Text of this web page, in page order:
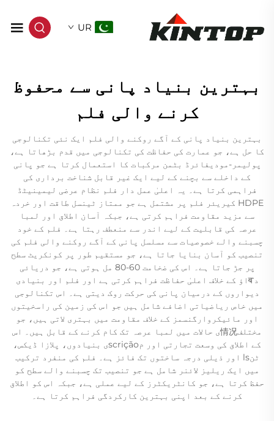
UR
بہترین بنیاد پانی سے محفوظ
کرنے والی فلم
بہترین بنیاد پانی کے آگے روکنے والی فلم ایک نئی تکنالوجی
کا حل ہے، جو عمارت کی حفاظت کی تکنالوجی میں قدم بڑھاتا ہے،
پولیمر-مودیفائرڈ بٹمن مرکبات کا استعمال کرتا ہے جو پانی
کے داخلے سے بچنے کے لیے ایک غیر قابل شناخت برداری کی
فراہمی کرتا ہے۔ یہ اعلیٰ عمل دار فلم نظام عرضی لیمینیٹڈ
HDPE کیریئر فلم پر مشتمل ہے جو ممتاز ٹینسل طاقت اور خردہ
سے مزید مقاومت فراہم کرتی ہے، جبکہ آسان اطلاق اور لمبا
عرصہ کی قابلیت کے لیے اندر سے منعطف رہتا ہے۔ فلم کے خود
چسبنے والے خصوصیات سے مسلسل پانی کے آگے روکنے والی فلم کی
تنصیب کو آسان بنایا جاتا ہے، جو مستقیم طور پر کونکریٹ سطح
پر جڑ جاتا ہے۔ اس کی ضخامت 60-80 مل ہوتی ہے، جو دریائی
دबاؤ کے خلاف اعلیٰ حفاظت فراہم کرتی ہے اور فلم اور بنیادی
دیواروں کے درمیان پانی کی حرکت روک دیتی ہے۔ اس تکنالوجی
میں خاص ریاضیاتی اضافے شامل ہیں جو اس کی زمین کی راسخیتوں
اور مائیکروارگنسمز کے خلاف مقاومت میں بہتری لاتی ہیں، جو
مختلف情况ی حالات میں لمبا عرصہ تک کام کرنے کے قابل ہیں۔ اس
کے اطلاق کی وسعت تجارتی اور مscriçãoی بنیادوں، پلازا ڈیکس،
ٹنls اور ذیلی درجہ ساختوں تک فائز ہے۔ فلم کی منفرد ترکیب
میں ایک ریلیز لائنر شامل ہے جو تنصیب تک چسبنے والے سطح کو
حفظ کرتا ہے، جو کانٹریکٹرز کے لیے عملی ہے، جبکہ اس کو اطلاق
کرنے کے بعد اپنی بہترین کارکردگی فراہم کرتا ہے۔